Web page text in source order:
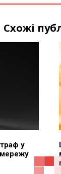
Схожі
у